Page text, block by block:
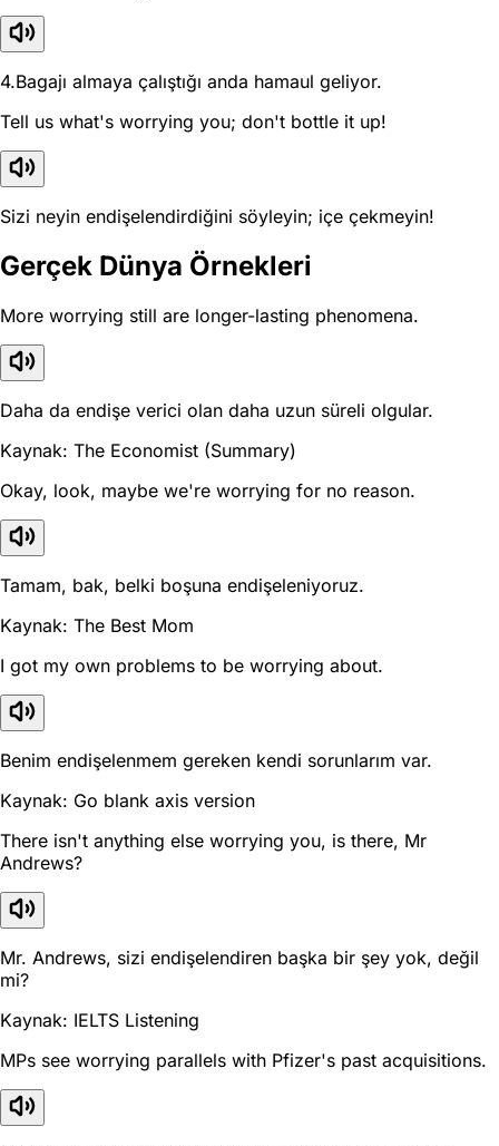
4.Bagajı almaya çalıştığı anda hamaul geliyor.
Tell us what's worrying you; don't bottle it up!
Sizi neyin endişelendirdiğini söyleyin; içe çekmeyin!
Gerçek Dünya Örnekleri
More worrying still are longer-lasting phenomena.
Daha da endişe verici olan daha uzun süreli olgular.
Kaynak: The Economist (Summary)
Okay, look, maybe we're worrying for no reason.
Tamam, bak, belki boşuna endişeleniyoruz.
Kaynak: The Best Mom
I got my own problems to be worrying about.
Benim endişelenmem gereken kendi sorunlarım var.
Kaynak: Go blank axis version
There isn't anything else worrying you, is there, Mr
Andrews?
Mr. Andrews, sizi endişelendiren başka bir şey yok, değil
mi?
Kaynak: IELTS Listening
MPs see worrying parallels with Pfizer's past acquisitions.